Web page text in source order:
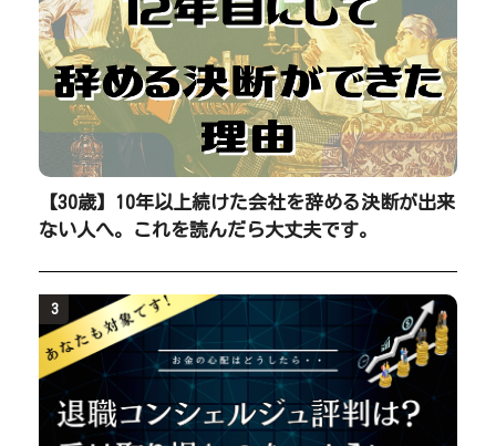
【30歳】10年以上続けた会社を辞める決断が出来
ない人へ。これを読んだら大丈夫です。
3